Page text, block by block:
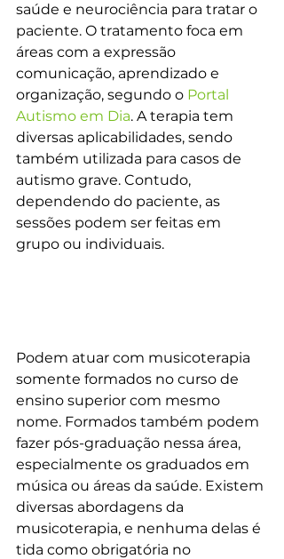
saúde e neurociência para tratar o
paciente. O tratamento foca em
áreas com a expressão
comunicação, aprendizado e
organização, segundo o Portal
Autismo em Dia. A terapia tem
diversas aplicabilidades, sendo
também utilizada para casos de
autismo grave. Contudo,
dependendo do paciente, as
sessões podem ser feitas em
grupo ou individuais.
Podem atuar com musicoterapia
somente formados no curso de
ensino superior com mesmo
nome. Formados também podem
fazer pós-graduação nessa área,
especialmente os graduados em
música ou áreas da saúde. Existem
diversas abordagens da
musicoterapia, e nenhuma delas é
tida como obrigatória no